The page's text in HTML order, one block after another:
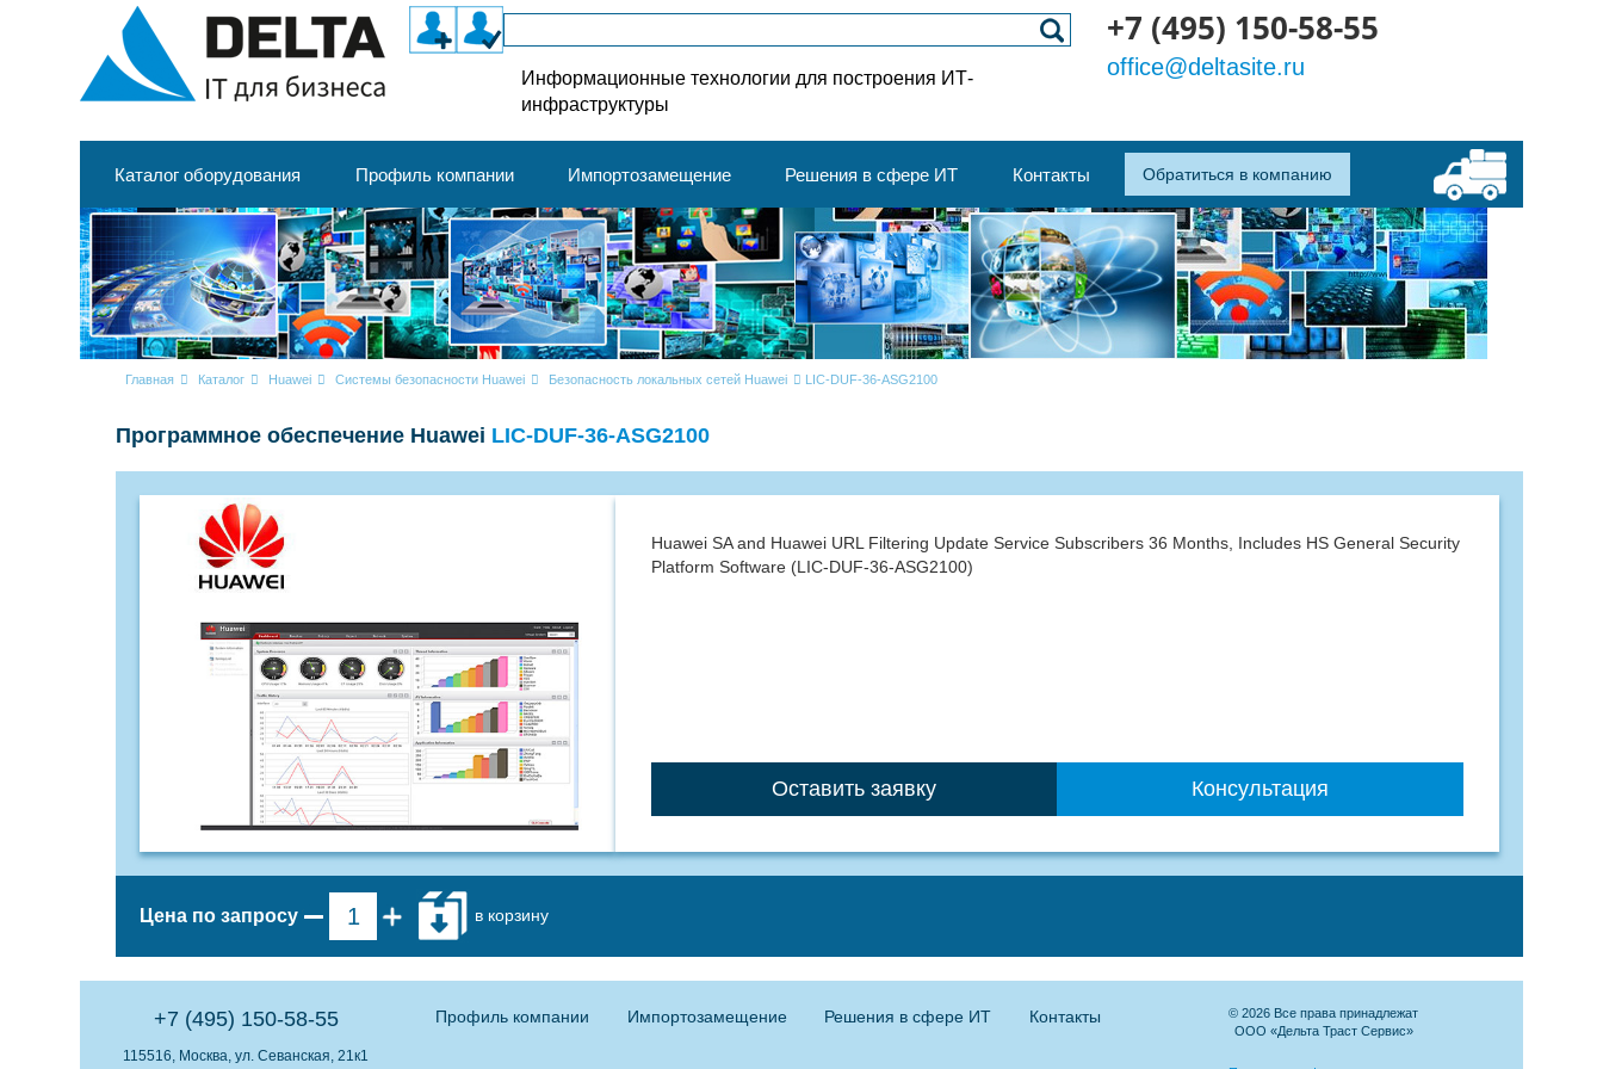
Информационные технологии для построения ИТ-
инфраструктуры
+7 (495) 150-58-55
office@deltasite.ru
Каталог оборудования Профиль компании Импортозамещение Решения в сфере ИТ Контакты Обратиться в компанию
Главная Каталог Huawei Системы безопасности Huawei Безопасность локальных сетей Huawei LIC-DUF-36-ASG2100
Программное обеспечение Huawei LIC-DUF-36-ASG2100
Huawei SA and Huawei URL Filtering Update Service Subscribers 36 Months, Includes HS General Security
Platform Software (LIC-DUF-36-ASG2100)
Оставить заявку Консультация
Цена по запросу в корзину
+7 (495) 150-58-55
115516, Москва, ул. Севанская, 21к1
Профиль компании Импортозамещение Решения в сфере ИТ Контакты
© 2026 Все права принадлежат
ООО «Дельта Траст Сервис»